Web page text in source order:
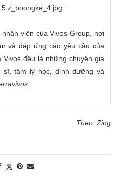
viên của Vivos Group, nơi
và đáp ứng các yêu cầu của
Vivos đều là những chuyên gia
sĩ, tâm lý học, dinh dưỡng và
Theo: Zing